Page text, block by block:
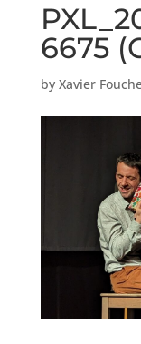
6675
by Xavier